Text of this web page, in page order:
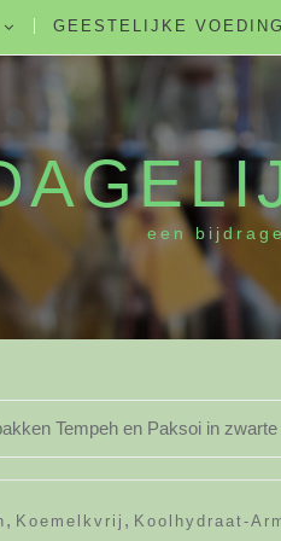
GEESTELIJKE VOEDING
een
Tempeh en Paksoi in
, Koemelkvrij , Koolhydraat-